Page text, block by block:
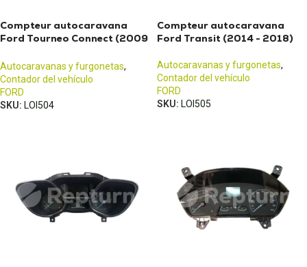
Compteur autocaravana
Ford Tourneo Connect (2009
Autocaravanas y furgonetas,
Contador del vehículo
FORD
SKU: LOI504
Compteur autocaravana
Ford Transit (2014 - 2018)
Autocaravanas y furgonetas,
Contador del vehículo
FORD
SKU: LOI505